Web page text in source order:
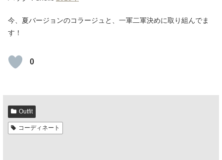
今、夏バージョンのコラージュと、一軍二軍決めに取り組んでま
す！
0
Outfit
コーディネート